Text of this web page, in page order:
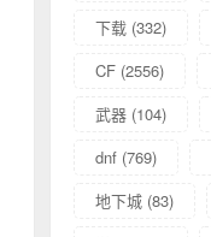
下载 (332)
CF (2556)
武器 (104)
dnf (769)
地下城 (83)